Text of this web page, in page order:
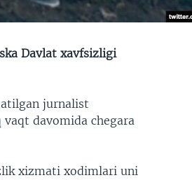
Davlat xavfsizligi
jurnalist
davomida chegara
xizmati xodimlari uni